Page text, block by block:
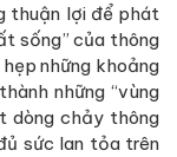
thuận lợi để phát
sống” của thông
những khoảng
những “vùng
dòng chảy thông
sức lan tỏa trên